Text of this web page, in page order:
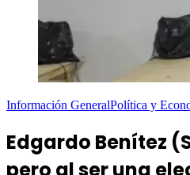
Información GeneralPolítica y
Edgardo Benítez